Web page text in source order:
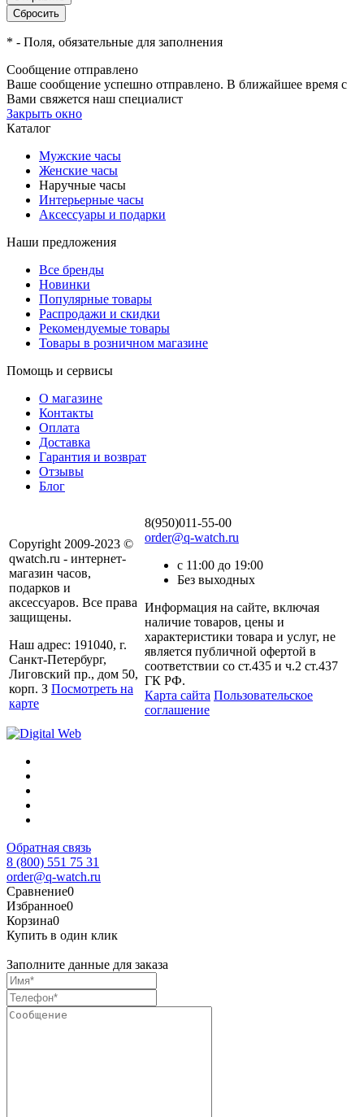
* - Поля, обязательные для заполнения
Сообщение отправлено
Ваше сообщение успешно отправлено. В ближайшее время с
Вами свяжется наш специалист
Закрыть окно
Каталог
Мужские часы
Женские часы
Наручные часы
Интерьерные часы
Аксессуары и подарки
Наши предложения
Все бренды
Новинки
Популярные товары
Распродажи и скидки
Рекомендуемые товары
Товары в розничном магазине
Помощь и сервисы
О магазине
Контакты
Оплата
Доставка
Гарантия и возврат
Отзывы
Блог
Copyright 2009-2023 ©
qwatch.ru - интернет-
магазин часов,
подарков и
аксессуаров. Все права
защищены.
Наш адрес: 191040, г.
Санкт-Петербург,
Лиговский пр., дом 50,
корп. З Посмотреть на
карте
8(950)011-55-00
order@q-watch.ru
с 11:00 до 19:00
Без выходных
Информация на сайте, включая
наличие товаров, цены и
характеристики товара и услуг, не
является публичной офертой в
соответствии со ст.435 и ч.2 ст.437
ГК РФ.
Карта сайта Пользовательское
соглашение
Обратная связь
8 (800) 551 75 31
order@q-watch.ru
Сравнение0
Избранное0
Корзина0
Купить в один клик
Заполните данные для заказа